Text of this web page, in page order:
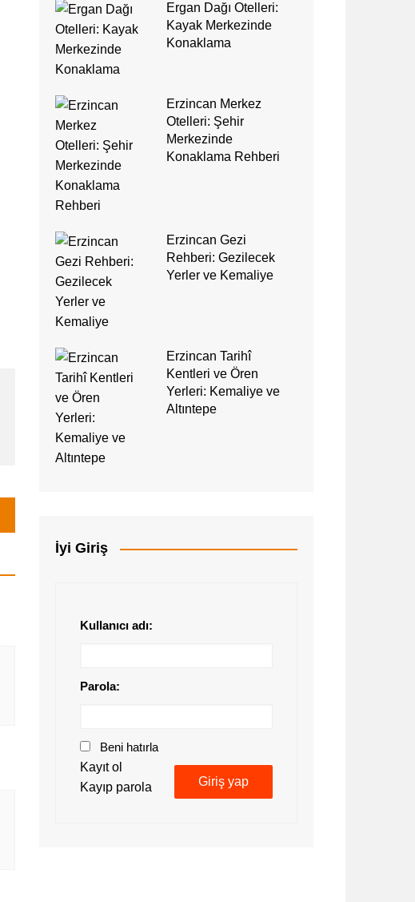
Ergan Dağı Otelleri:
Kayak Merkezinde
Konaklama
Erzincan Merkez
Otelleri: Şehir
Merkezinde
Konaklama Rehberi
Erzincan Gezi
Rehberi: Gezilecek
Yerler ve Kemaliye
Erzincan Tarihî
Kentleri ve Ören
Yerleri: Kemaliye ve
Altıntepe
İyi Giriş
Kullanıcı adı:
Parola:
Beni hatırla
Giriş yap
Kayıt ol
Kayıp parola